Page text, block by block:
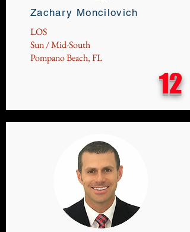
Zachary Moncilovich
LOS
Sun / Mid-South
Pompano Beach, FL
12